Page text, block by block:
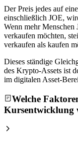
Der Preis jedes auf
einschließlich JOE,
Wenn mehr Menschen
verkaufen möchten,
verkaufen als kaufen
Dieses ständige
des Krypto-Assets ist
im digitalen Asset-
Welche
Kursentwicklung